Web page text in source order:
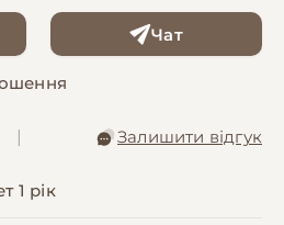
Чат
Залишити відгук
1 рік